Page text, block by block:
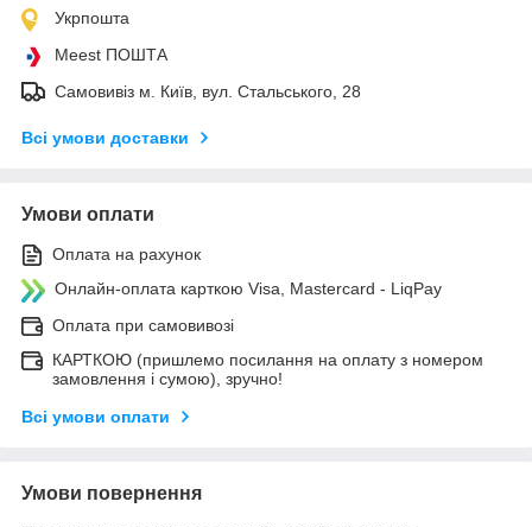
Укрпошта
Meest ПОШТА
Самовивіз м. Київ, вул. Стальського, 28
Всі умови доставки
Умови оплати
Оплата на рахунок
Онлайн-оплата карткою Visa, Mastercard - LiqPay
Оплата при самовивозі
КАРТКОЮ (пришлемо посилання на оплату з номером
замовлення і сумою), зручно!
Всі умови оплати
Умови повернення